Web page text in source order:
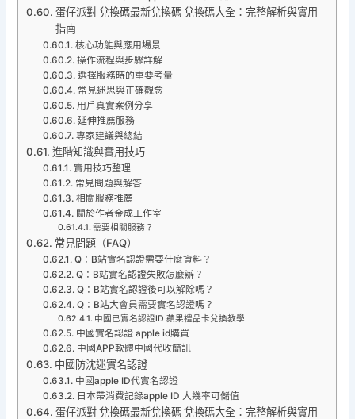
蛋仔派對 兌換碼最新兌換碼 兌換碼大全：完整解析與實用
指南
核心功能與應用場景
操作流程與步驟詳解
選擇服務時的重要考量
常見迷思與正確觀念
用戶真實案例分享
延伸推薦服務
專家建議與總結
進階知識與實用技巧
實用技巧整理
常見問題與解答
相關服務推薦
關於作者金成工作室
需要相關服務？
常見問題（FAQ）
Q：B站實名認證需要什麼資料？
Q：B站實名認證失敗怎麼辦？
Q：B站實名認證後可以解除嗎？
Q：B站大會員需要實名認證嗎？
中國已實名認證ID 蘋果禮品卡兌換教學
中國實名認證 apple id購買
中國APP軟體中國代收簡訊
中國防沈迷實名認證
中國apple ID代實名認證
日本帶消費記錄apple ID 大幾率可儲值
蛋仔派對 兌換碼最新兌換碼 兌換碼大全：完整解析與實用